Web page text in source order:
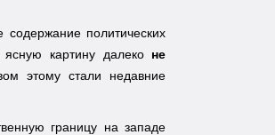
политических
ясную картину далеко не
этому стали недавние
границу на западе